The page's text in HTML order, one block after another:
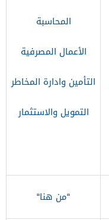
المحاسبة
الأعمال المصرفية
التأمين وادارة المخاطر
التمويل والاستثمار​
“من هنا“